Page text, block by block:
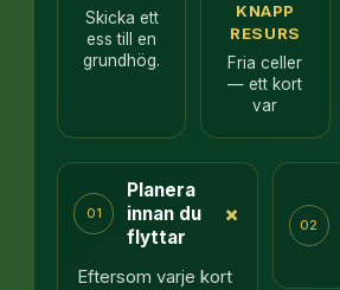
Skicka ett
ess till en
grundhög.
KNAPP
RESURS
Fria celler
— ett kort
var
01
Planera
innan du
flyttar
+
Eftersom varje kort
02